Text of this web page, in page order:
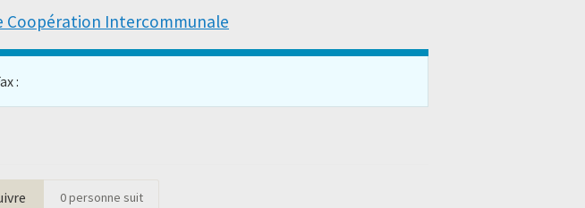
Coopération Intercommunale
:
0personne suit